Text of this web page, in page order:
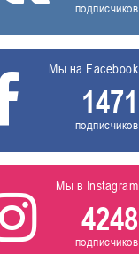
подписчиков
Мы на Facebook
1471
подписчиков
Мы в Instagram
4248
подписчиков